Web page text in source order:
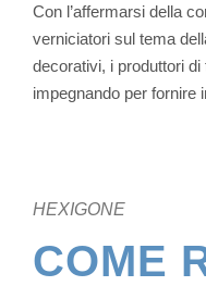
Con l’affermarsi della
verniciatori sul tema
decorativi, i produttori
impegnando per fornire
HEXIGONE
COME